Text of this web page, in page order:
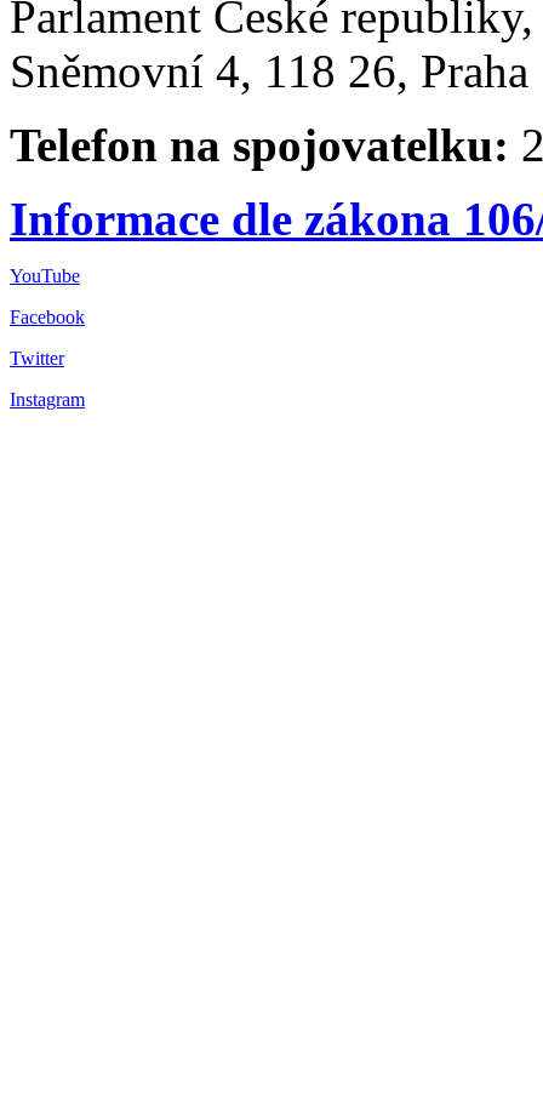
Parlament České
Sněmovní 4, 118 26,
Telefon na spojovatelku:
Informace dle zákona
YouTube
Facebook
Twitter
Instagram